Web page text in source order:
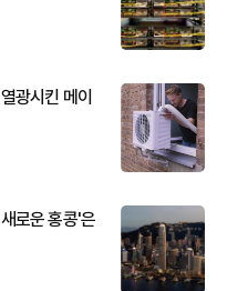
광시킨 메이
로운 홍콩'은